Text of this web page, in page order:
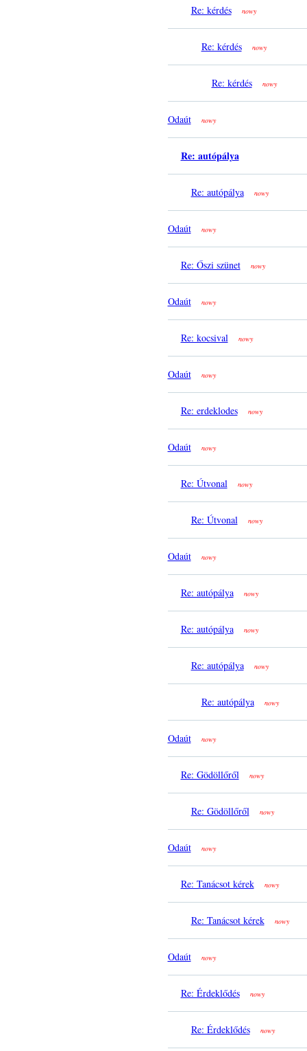
Re: kérdés nowy
Re: kérdés nowy
Re: kérdés nowy
Odaút nowy
Re: autópálya
Re: autópálya nowy
Odaút nowy
Re: Őszi szünet nowy
Odaút nowy
Re: kocsival nowy
Odaút nowy
Re: erdeklodes nowy
Odaút nowy
Re: Útvonal nowy
Re: Útvonal nowy
Odaút nowy
Re: autópálya nowy
Re: autópálya nowy
Re: autópálya nowy
Re: autópálya nowy
Odaút nowy
Re: Gödöllőről nowy
Re: Gödöllőről nowy
Odaút nowy
Re: Tanácsot kérek nowy
Re: Tanácsot kérek nowy
Odaút nowy
Re: Érdeklődés nowy
Re: Érdeklődés nowy